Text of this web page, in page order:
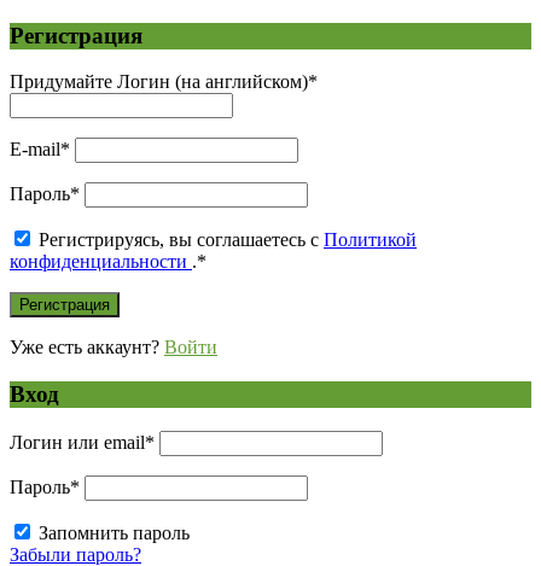
Регистрация
Придумайте Логин (на английском)*
E-mail*
Пароль*
Регистрируясь, вы соглашаетесь с Политикой
конфиденциальности .*
Уже есть аккаунт? Войти
Вход
Логин или email*
Пароль*
Запомнить пароль
Забыли пароль?